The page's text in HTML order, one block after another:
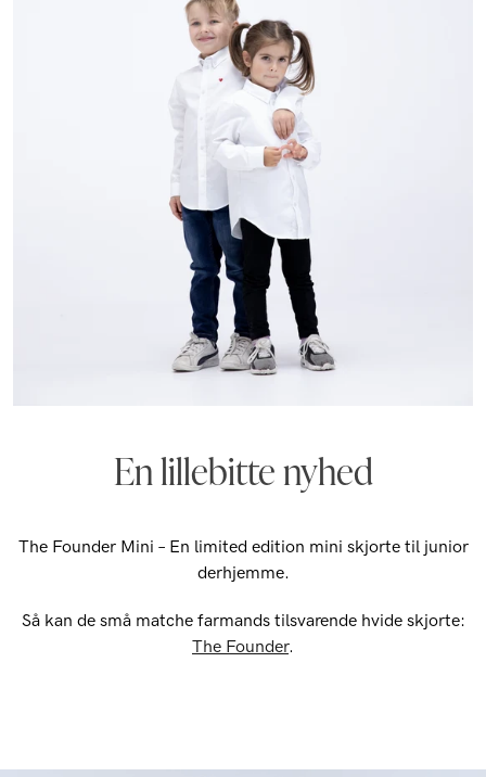
En lillebitte nyhed
The Founder Mini – En limited edition mini skjorte til junior
derhjemme.
Så kan de små matche farmands tilsvarende hvide skjorte:
The Founder.